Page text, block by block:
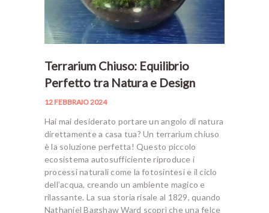
Terrarium Chiuso: Equilibrio
Perfetto tra Natura e Design
12 FEBBRAIO 2024
Hai mai desiderato portare un angolo di natura
direttamente a casa tua? Un terrarium chiuso
è la soluzione perfetta! Questo piccolo
ecosistema autosufficiente riproduce i
processi naturali come la fotosintesi e il ciclo
dell’acqua, creando un ambiente magico e
rilassante. La sua storia risale al 1829, quando
Nathaniel Bagshaw Ward scoprì che una felce